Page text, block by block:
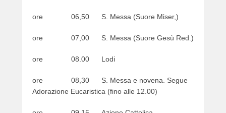
ore 06,50 S. Messa (Suore Miser,)
ore 07,00 S. Messa (Suore Gesù Red.)
ore 08.00 Lodi
ore 08,30 S. Messa e novena. Segue
Adorazione Eucaristica (fino alle 12.00)